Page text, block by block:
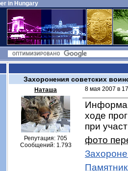
in Hungary
Захоронения советских
Наташа
Репутация: 705
Сообщений: 1.793
8 мая 2007 в
ходе
при
фото